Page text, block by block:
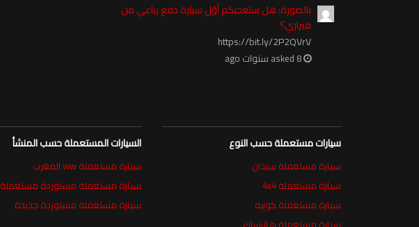
بالصورة: هل ستعجبكم أوّل سيارة دفع رباعي من
فيراري؟
https://bit.ly/2P2QVrV
asked 8 سنوات ago
السيارات المستعملة حسب المنشأ
سيارة مستعملة ww المغرب
سيارة مستعملة مستوردة مستعملة
سيارة مستعملة مستوردة جديدة
سيارات مستعملة حسب النوع
سيارة مستعملة سيدان
سيارة مستعملة 4x4
سيارة مستعملة كوبيه